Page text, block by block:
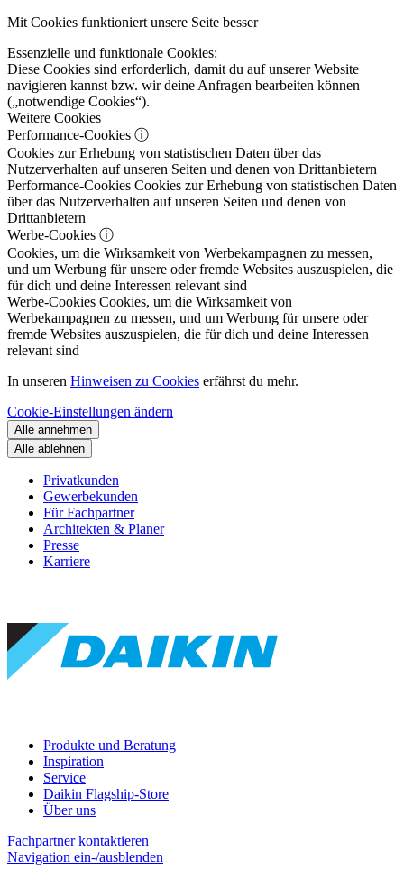
Mit Cookies funktioniert unsere Seite besser
Essenzielle und funktionale Cookies:
Diese Cookies sind erforderlich, damit du auf unserer Website
navigieren kannst bzw. wir deine Anfragen bearbeiten können
(„notwendige Cookies“).
Weitere Cookies
Performance-Cookies ⓘ
Cookies zur Erhebung von statistischen Daten über das
Nutzerverhalten auf unseren Seiten und denen von Drittanbietern
Performance-Cookies Cookies zur Erhebung von statistischen Daten
über das Nutzerverhalten auf unseren Seiten und denen von
Drittanbietern
Werbe-Cookies ⓘ
Cookies, um die Wirksamkeit von Werbekampagnen zu messen,
und um Werbung für unsere oder fremde Websites auszuspielen, die
für dich und deine Interessen relevant sind
Werbe-Cookies Cookies, um die Wirksamkeit von
Werbekampagnen zu messen, und um Werbung für unsere oder
fremde Websites auszuspielen, die für dich und deine Interessen
relevant sind
In unseren Hinweisen zu Cookies erfährst du mehr.
Cookie-Einstellungen ändern
Alle annehmen
Alle ablehnen
Privatkunden
Gewerbekunden
Für Fachpartner
Architekten & Planer
Presse
Karriere
Produkte und Beratung
Inspiration
Service
Daikin Flagship-Store
Über uns
Fachpartner kontaktieren
Navigation ein-/ausblenden